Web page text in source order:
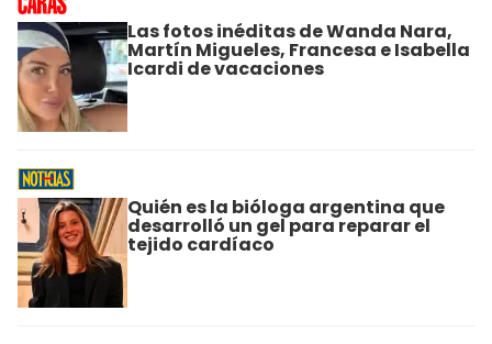
Las fotos inéditas de Wanda Nara,
Martín Migueles, Francesa e Isabella
Icardi de vacaciones
Quién es la bióloga argentina que
desarrolló un gel para reparar el
tejido cardíaco